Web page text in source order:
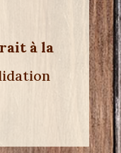
à la